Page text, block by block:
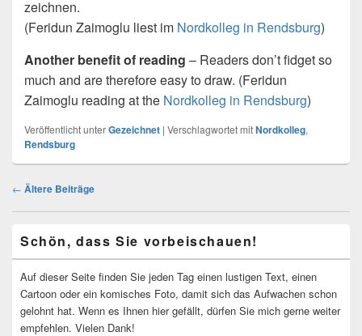
zeichnen.
(Feridun Zaimoglu liest im Nordkolleg in Rendsburg)
Another benefit of reading – Readers don’t fidget so
much and are therefore easy to draw. (Feridun
Zaimoglu reading at the Nordkolleg in Rendsburg)
Veröffentlicht unterGezeichnet | Verschlagwortet mitNordkolleg,
Rendsburg
Beitragsnavigation
← Ältere Beiträge
Seitenleisten-
Widgetbereich
Schön, dass Sie vorbeischauen!
Auf dieser Seite finden Sie jeden Tag einen lustigen Text, einen
Cartoon oder ein komisches Foto, damit sich das Aufwachen schon
gelohnt hat. Wenn es Ihnen hier gefällt, dürfen Sie mich gerne weiter
empfehlen. Vielen Dank!